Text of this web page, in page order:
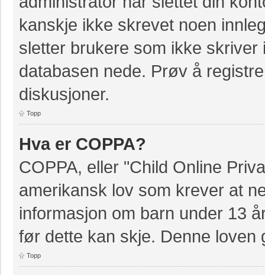
kanskje ikke skrevet noen
sletter brukere som ikke
databasen nede. Prøv å
diskusjoner.
Topp
Hva er COPPA?
COPPA, eller "Child Online
amerikansk lov som krever at
informasjon om barn under 13
før dette kan skje. Denne
Topp